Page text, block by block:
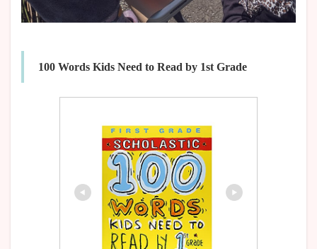
100 Words Kids Need to Read by 1st Grade